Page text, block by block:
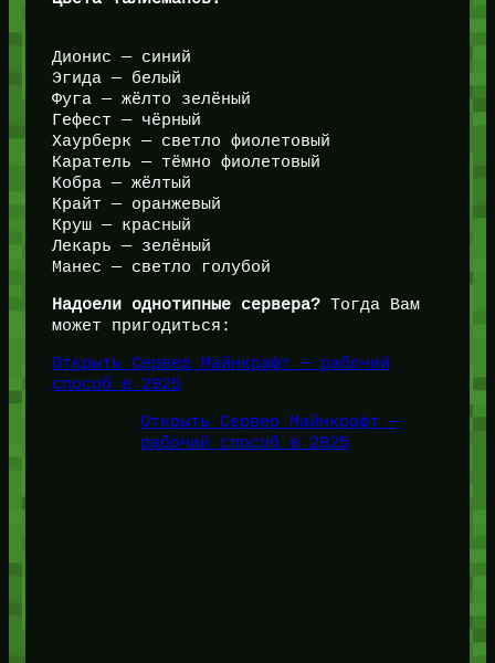
Дионис — синий
Эгида — белый
Фуга — жёлто зелёный
Гефест — чёрный
Хаурберк — светло фиолетовый
Каратель — тёмно фиолетовый
Кобра — жёлтый
Крайт — оранжевый
Круш — красный
Лекарь — зелёный
Манес — светло голубой
Надоели однотипные сервера?Тогда Вам
может пригодиться:
Открыть Сервер Майнкрафт — рабочий
способ в 2025
Открыть Сервер Майнкрафт —
рабочий способ в 2025